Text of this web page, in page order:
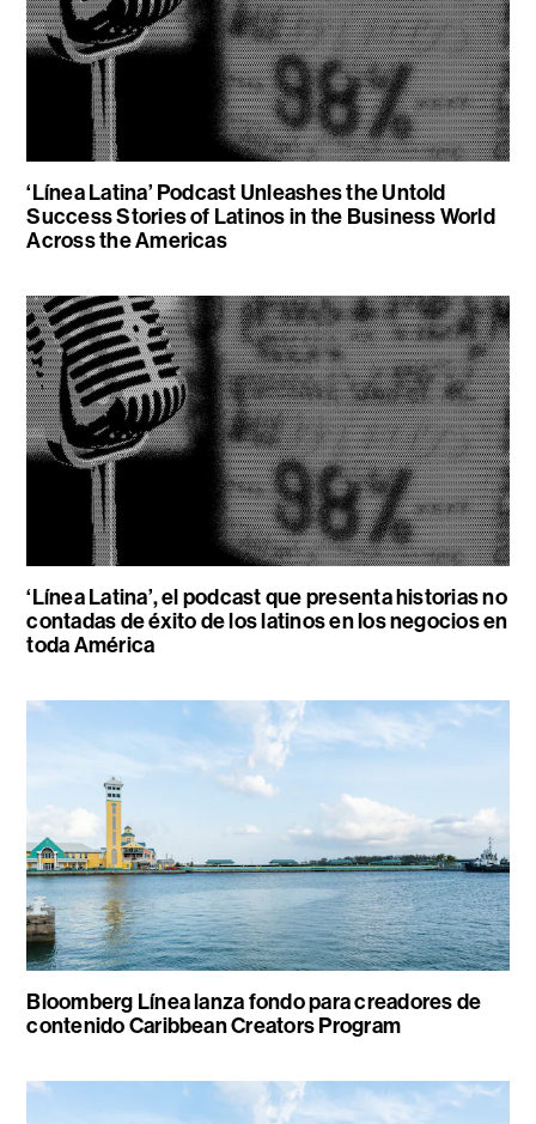
‘Línea Latina’ Podcast Unleashes the Untold
Success Stories of Latinos in the Business World
Across the Americas
‘Línea Latina’, el podcast que presenta historias no
contadas de éxito de los latinos en los negocios en
toda América
Bloomberg Línea lanza fondo para creadores de
contenido Caribbean Creators Program